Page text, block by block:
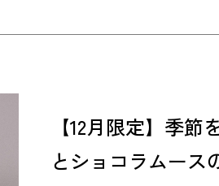
【12月限定】季
とショコラムース